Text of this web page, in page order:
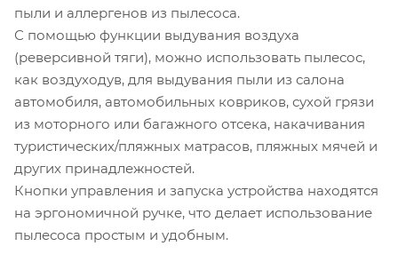
пыли и аллергенов из пылесоса.
С помощью функции выдувания воздуха
(реверсивной тяги), можно использовать пылесос,
как воздуходув, для выдувания пыли из салона
автомобиля, автомобильных ковриков, сухой грязи
из моторного или багажного отсека, накачивания
туристических/пляжных матрасов, пляжных мячей и
других принадлежностей.
Кнопки управления и запуска устройства находятся
на эргономичной ручке, что делает использование
пылесоса простым и удобным.